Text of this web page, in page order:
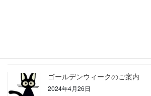
ゴールデンウィークのご案内
2024年4月26日